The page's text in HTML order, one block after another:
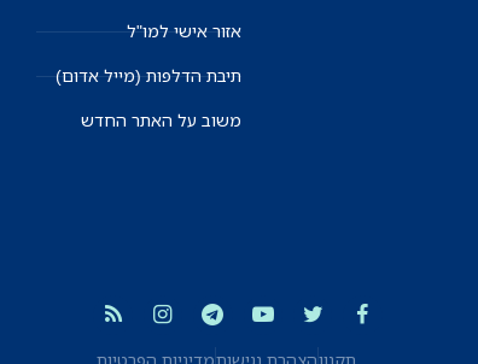
אזור אישי למו"ל
תיבת הדלפות (מייל אדום)
משוב על האתר החדש
תקנוןהצהרת נגישותמדיניות הפרטיות